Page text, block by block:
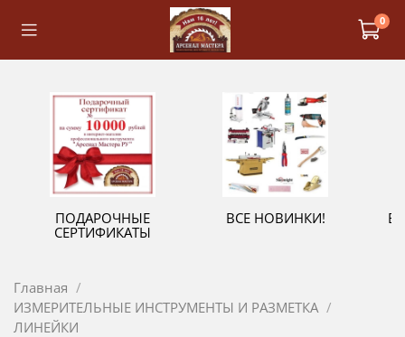
0
ПОДАРОЧНЫЕ
СЕРТИФИКАТЫ
ВСЕ НОВИНКИ!
Главная
ИЗМЕРИТЕЛЬНЫЕ ИНСТРУМЕНТЫ И РАЗМЕТКА
ЛИНЕЙКИ